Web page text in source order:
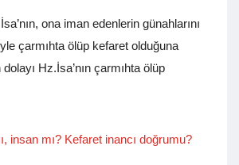
ona iman edenlerin günahlarını
çarmıhta ölüp kefaret olduğuna
Hz.İsa’nın çarmıhta ölüp